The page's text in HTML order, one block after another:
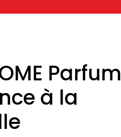
Parfum
à la